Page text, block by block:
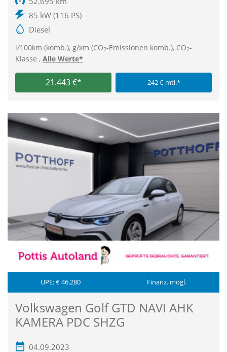
85 kW (116 PS)
Diesel
l/100km (komb.), g/km (CO2-Emissionen komb.), CO2-
Klasse , Alle Werte*
21.443 €* 242 € mtl.*
UPE: € 46.280 Finanz. mögl.
Volkswagen Golf GTD NAVI AHK
KAMERA PDC SHZG
04.09.2023